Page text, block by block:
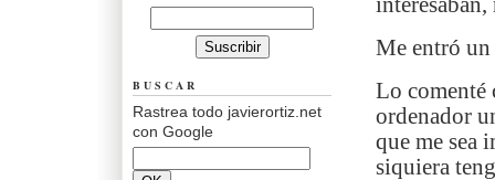
Me entró
Lo comenté
ordenador
que me sea
siquiera
BUSCAR
Rastrea todo javierortiz.net
con Google